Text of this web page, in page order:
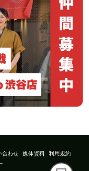
合わせ 媒体資料
利用規約